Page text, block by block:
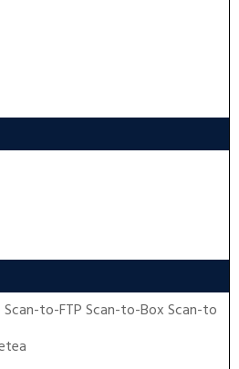
to-FTP Scan-to-Box Scan-to